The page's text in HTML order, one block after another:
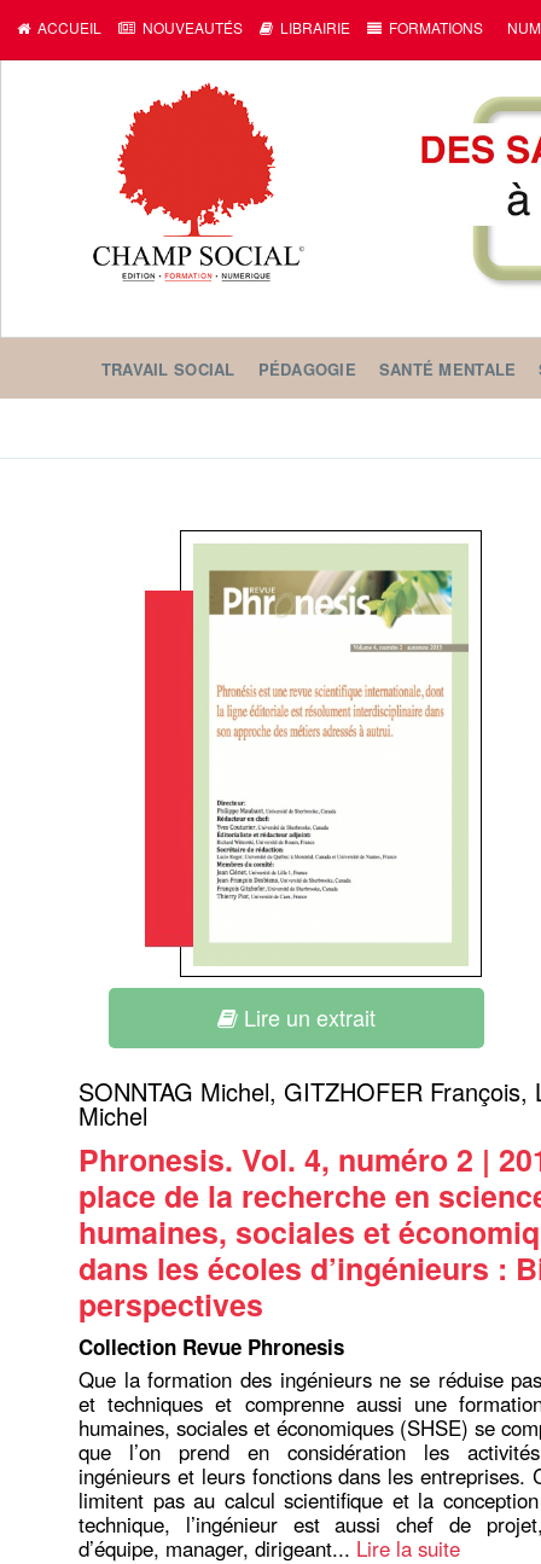
ACCUEIL NOUVEAUTÉS LIBRAIRIE FORMATIONS
TRAVAIL SOCIAL PÉDAGOGIE SANTÉ MENTALE
Lire un extrait
SONNTAG Michel, GITZHOFER François,
Michel
Phronesis. Vol. 4, numéro 2 |
place de la recherche en
humaines, sociales et
dans les écoles d’ingénieurs :
perspectives
Collection Revue Phronesis
Que la formation des ingénieurs ne se réduise
et techniques et comprenne aussi une
humaines, sociales et économiques (SHSE) se
que l’on prend en considération les
ingénieurs et leurs fonctions dans les entreprises.
limitent pas au calcul scientifique et la
technique, l’ingénieur est aussi chef de
d’équipe, manager, dirigeant... Lire la suite